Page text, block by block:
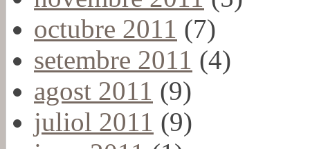
octubre 2011 (7)
setembre 2011 (4)
agost 2011 (9)
juliol 2011 (9)